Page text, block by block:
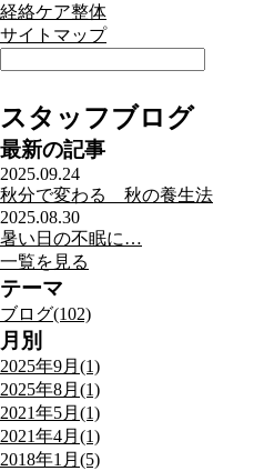
経絡ケア整体
サイトマップ
スタッフブログ
最新の記事
2025.09.24
秋分で変わる 秋の養生法
2025.08.30
暑い日の不眠に…
一覧を見る
テーマ
ブログ(102)
月別
2025年9月(1)
2025年8月(1)
2021年5月(1)
2021年4月(1)
2018年1月(5)